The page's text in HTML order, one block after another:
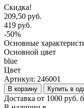
Скидка!
209,50 руб.
419 руб.
-50%
Основные
Основной цвет
blue
Цвет
Артикул: 246001
В корзину Купить в
Доставка от 1000 руб.